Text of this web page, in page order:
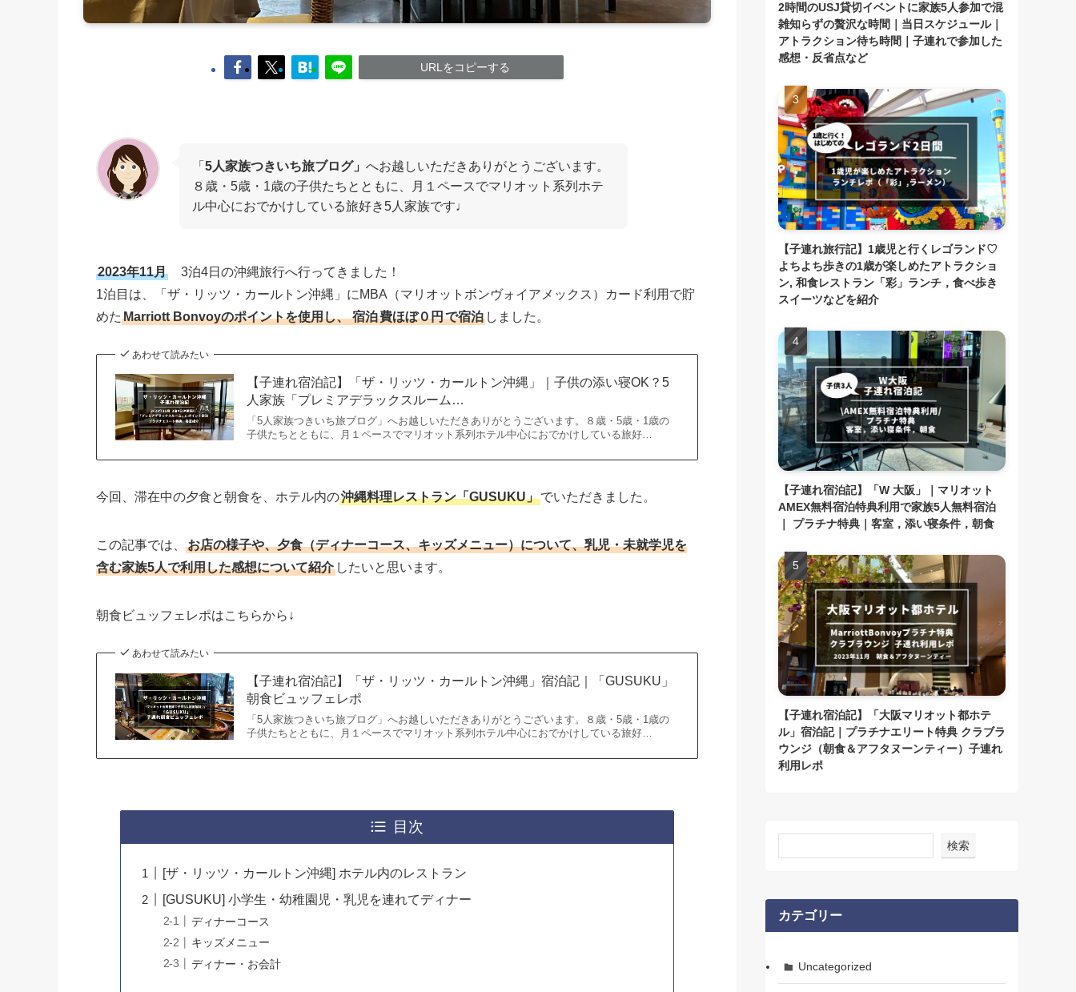
URLをコピーする
「 5人家族つきいち旅ブログ」 へお越しいただきありがとうございます。
８歳・5歳・1歳の子供たちとともに、月１ペースでマリオット系列ホテ
ル中心におでかけしている旅好き5人家族です♩
2023年11月
3泊4日の沖縄旅行へ行ってきました！
1泊目は、「ザ・リッツ・カールトン沖縄」にMBA（マリオットボンヴォイアメックス）カード利用で貯
めた Marriott Bonvoyのポイントを使用し、 宿泊費ほぼ０円で宿泊 しました。
あわせて読みたい
【子連れ宿泊記】「ザ・リッツ・カールトン沖縄」｜子供の添い寝OK？5
人家族「プレミアデラックスルーム…
「5人家族つきいち旅ブログ」へお越しいただきありがとうございます。８歳・5歳・1歳の
子供たちとともに、月１ペースでマリオット系列ホテル中心におでかけしている旅好…
今回、滞在中の夕食と朝食を、ホテル内の沖縄料理レストラン「GUSUKU」でいただきました。
この記事では、
お店の様子や、夕食（ディナーコース、キッズメニュー）について、乳児・未就学児を
含む家族5人で利用した感想について紹介 したいと思います。
朝食ビュッフェレポはこちらから↓
あわせて読みたい
【子連れ宿泊記】「ザ・リッツ・カールトン沖縄」宿泊記｜「GUSUKU」
朝食ビュッフェレポ
「5人家族つきいち旅ブログ」へお越しいただきありがとうございます。８歳・5歳・1歳の
子供たちとともに、月１ペースでマリオット系列ホテル中心におでかけしている旅好…
目次
[ザ・リッツ・カールトン沖縄] ホテル内のレストラン
[GUSUKU] 小学生・幼稚園児・乳児を連れてディナー
ディナーコース
キッズメニュー
ディナー・お会計
2時間のUSJ貸切イベントに家族5人参加で混
雑知らずの贅沢な時間｜当日スケジュール｜
アトラクション待ち時間｜子連れで参加した
感想・反省点など
【子連れ旅行記】1歳児と行くレゴランド♡
よちよち歩きの1歳が楽しめたアトラクショ
ン, 和食レストラン「彩」ランチ，食べ歩き
スイーツなどを紹介
【子連れ宿泊記】「W 大阪」｜マリオット
AMEX無料宿泊特典利用で家族5人無料宿泊
｜ プラチナ特典｜客室，添い寝条件，朝食
【子連れ宿泊記】「大阪マリオット都ホテ
ル」宿泊記｜プラチナエリート特典 クラブラ
ウンジ（朝食＆アフタヌーンティー）子連れ
利用レポ
検索
カテゴリー
Uncategorized